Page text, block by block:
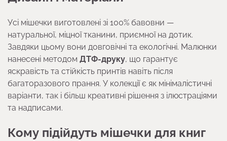
Усі мішечки виготовлені зі 100% бавовни —
натуральної, міцної тканини, приємної на дотик.
Завдяки цьому вони довговічні та екологічні. Малюнки
нанесені методом ДТФ-друку, що гарантує
яскравість та стійкість принтів навіть після
багаторазового прання. У колекції є як мінімалістичні
варіанти, так і більш креативні рішення з ілюстраціями
та надписами.
Кому підійдуть мішечки для книг